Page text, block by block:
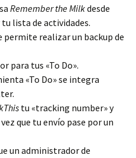
Remember the Milkdesde
lista de actividades.
permite realizar un backup de
para tus «To Do».
«To Do» se integra
tu «tracking number» y
que tu envío pase por un
un administrador de